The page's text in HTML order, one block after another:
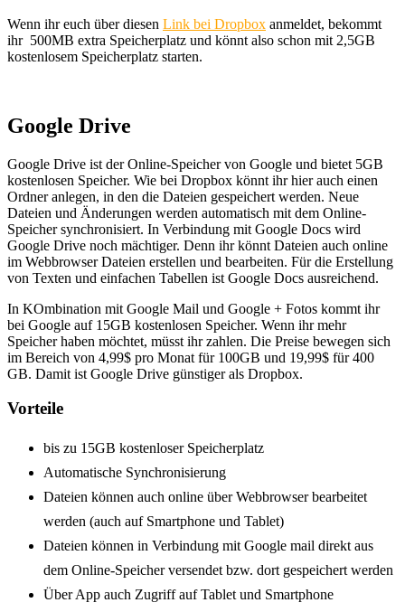
Wenn ihr euch über diesen Link bei Dropbox anmeldet, bekommt
ihr 500MB extra Speicherplatz und könnt also schon mit 2,5GB
kostenlosem Speicherplatz starten.
Google Drive
Google Drive ist der Online-Speicher von Google und bietet 5GB
kostenlosen Speicher. Wie bei Dropbox könnt ihr hier auch einen
Ordner anlegen, in den die Dateien gespeichert werden. Neue
Dateien und Änderungen werden automatisch mit dem Online-
Speicher synchronisiert. In Verbindung mit Google Docs wird
Google Drive noch mächtiger. Denn ihr könnt Dateien auch online
im Webbrowser Dateien erstellen und bearbeiten. Für die Erstellung
von Texten und einfachen Tabellen ist Google Docs ausreichend.
In KOmbination mit Google Mail und Google + Fotos kommt ihr
bei Google auf 15GB kostenlosen Speicher. Wenn ihr mehr
Speicher haben möchtet, müsst ihr zahlen. Die Preise bewegen sich
im Bereich von 4,99$ pro Monat für 100GB und 19,99$ für 400
GB. Damit ist Google Drive günstiger als Dropbox.
Vorteile
bis zu 15GB kostenloser Speicherplatz
Automatische Synchronisierung
Dateien können auch online über Webbrowser bearbeitet
werden (auch auf Smartphone und Tablet)
Dateien können in Verbindung mit Google mail direkt aus
dem Online-Speicher versendet bzw. dort gespeichert werden
Über App auch Zugriff auf Tablet und Smartphone